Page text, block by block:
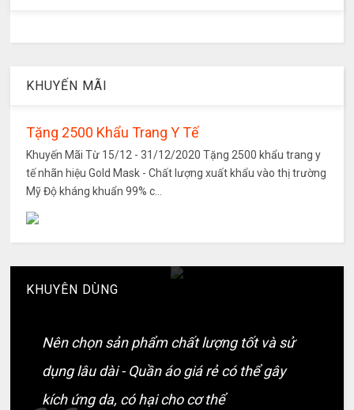
KHUYẾN MÃI
Tặng 2500 Khẩu Trang Y Tế
Khuyến Mãi Từ 15/12 - 31/12/2020 Tặng 2500 khẩu trang y
tế nhãn hiệu Gold Mask - Chất lượng xuất khẩu vào thị trường
Mỹ Độ kháng khuẩn 99% c...
KHUYÊN DÙNG
Nên chọn sản phẩm chất lượng tốt và sử
dụng lâu dài - Quần áo giá rẻ có thể gây
kích ứng da, có hại cho cơ thể